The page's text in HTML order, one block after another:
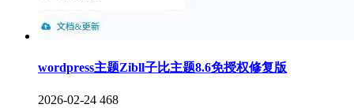
wordpress主题Zibll子比主题8.6免授权修复版
2026-02-24 468